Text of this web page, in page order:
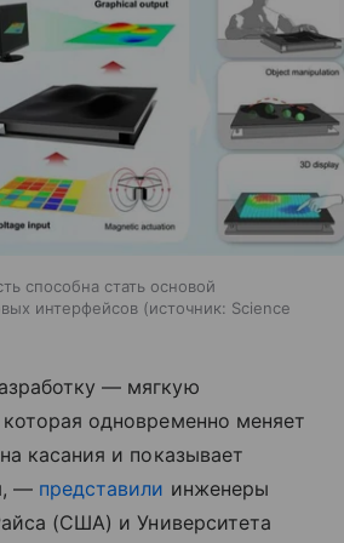
способна стать основой
интерфейсов
источник: Science
— мягкую
одновременно меняет
касания и показывает
— представили инженеры
(США) и Университета